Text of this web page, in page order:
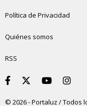
Política de Privacidad
Quiénes somos
RSS
© 2026 - Portaluz / Todos